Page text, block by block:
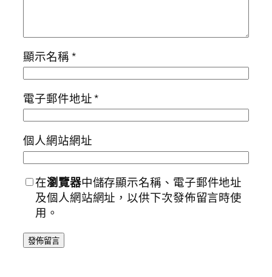
顯示名稱*
電子郵件地址*
個人網站網址
在瀏覽器中儲存顯示名稱、電子郵件地址
及個人網站網址，以供下次發佈留言時使
用。